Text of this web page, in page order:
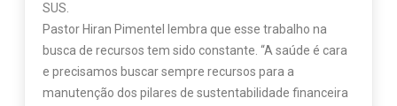
SUS.
Pastor Hiran Pimentel lembra que esse trabalho na
busca de recursos tem sido constante. “A saúde é cara
e precisamos buscar sempre recursos para a
manutenção dos pilares de sustentabilidade financeira